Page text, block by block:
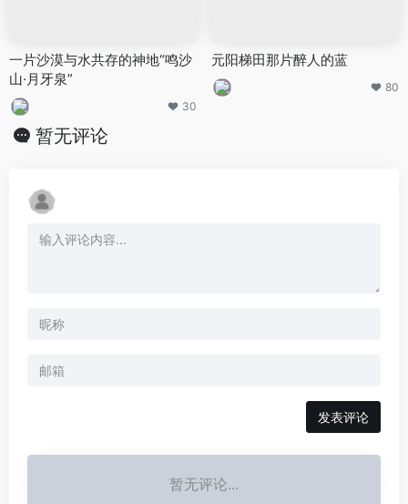
一片沙漠与水共存的神地“鸣沙
山·月牙泉”
30
元阳梯田那片醉人的蓝
80
暂无评论
发表评论
暂无评论...